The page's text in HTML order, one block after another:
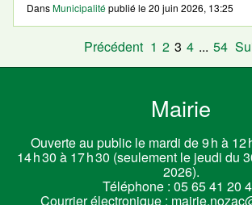
DansMunicipalitépublié le20 juin 2026, 13:25
Précédent 1 2 3 4 ... 54
Mairie
Ouverte au public le mardi de 9 h à 12
14 h 30 à 17 h 30 (seulement le jeudi du
2026).
Téléphone : 05 65 41 20
Courrier électronique :